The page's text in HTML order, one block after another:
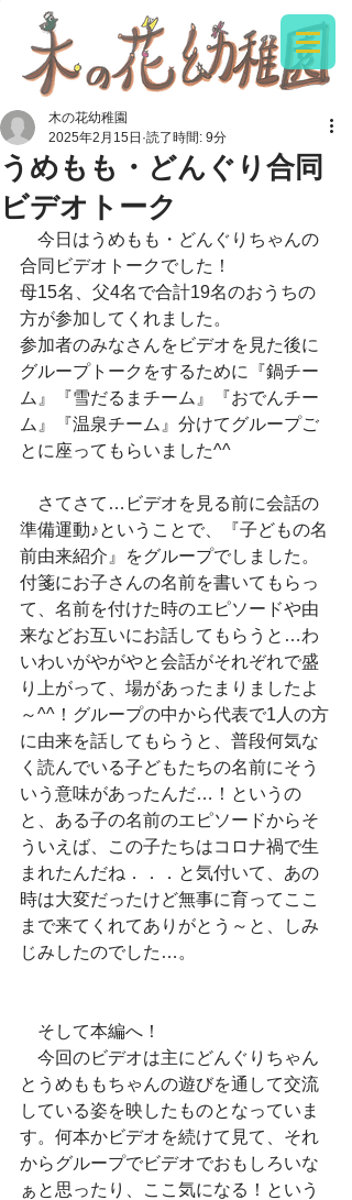
うめもも・どんぐり合同
ビデオトーク
木の花幼稚園
2025年2月15日 読了時間: 9分
今日はうめもも・どんぐりちゃんの
合同ビデオトークでした！
母15名、父4名で合計19名のおうちの
方が参加してくれました。
参加者のみなさんをビデオを見た後に
グループトークをするために『鍋チー
ム』『雪だるまチーム』『おでんチー
ム』『温泉チーム』分けてグループご
とに座ってもらいました^^
さてさて…ビデオを見る前に会話の
準備運動♪ということで、『子どもの名
前由来紹介』をグループでしました。
付箋にお子さんの名前を書いてもらっ
て、名前を付けた時のエピソードや由
来などお互いにお話してもらうと…わ
いわいがやがやと会話がそれぞれで盛
り上がって、場があったまりましたよ
～^^！グループの中から代表で1人の方
に由来を話してもらうと、普段何気な
く読んでいる子どもたちの名前にそう
いう意味があったんだ…！というの
と、ある子の名前のエピソードからそ
ういえば、この子たちはコロナ禍で生
まれたんだね．．．と気付いて、あの
時は大変だったけど無事に育ってここ
まで来てくれてありがとう～と、しみ
じみしたのでした…。
そして本編へ！
今回のビデオは主にどんぐりちゃん
とうめももちゃんの遊びを通して交流
している姿を映したものとなっていま
す。何本かビデオを続けて見て、それ
からグループでビデオでおもしろいな
ぁと思ったり、ここ気になる！という